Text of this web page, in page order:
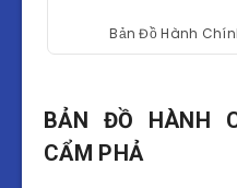
Bản Đồ Hành
BẢN ĐỒ HÀNH
CẨM PHẢ